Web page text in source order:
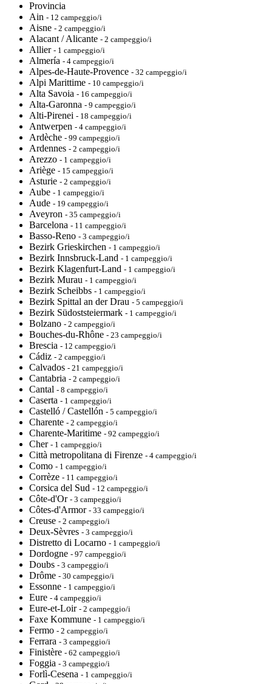
Provincia
Ain - 12 campeggio/i
Aisne - 2 campeggio/i
Alacant / Alicante - 2 campeggio/i
Allier - 1 campeggio/i
Almería - 4 campeggio/i
Alpes-de-Haute-Provence - 32 campeggio/i
Alpi Marittime - 10 campeggio/i
Alta Savoia - 16 campeggio/i
Alta-Garonna - 9 campeggio/i
Alti-Pirenei - 18 campeggio/i
Antwerpen - 4 campeggio/i
Ardèche - 99 campeggio/i
Ardennes - 2 campeggio/i
Arezzo - 1 campeggio/i
Ariège - 15 campeggio/i
Asturie - 2 campeggio/i
Aube - 1 campeggio/i
Aude - 19 campeggio/i
Aveyron - 35 campeggio/i
Barcelona - 11 campeggio/i
Basso-Reno - 3 campeggio/i
Bezirk Grieskirchen - 1 campeggio/i
Bezirk Innsbruck-Land - 1 campeggio/i
Bezirk Klagenfurt-Land - 1 campeggio/i
Bezirk Murau - 1 campeggio/i
Bezirk Scheibbs - 1 campeggio/i
Bezirk Spittal an der Drau - 5 campeggio/i
Bezirk Südoststeiermark - 1 campeggio/i
Bolzano - 2 campeggio/i
Bouches-du-Rhône - 23 campeggio/i
Brescia - 12 campeggio/i
Cádiz - 2 campeggio/i
Calvados - 21 campeggio/i
Cantabria - 2 campeggio/i
Cantal - 8 campeggio/i
Caserta - 1 campeggio/i
Castelló / Castellón - 5 campeggio/i
Charente - 2 campeggio/i
Charente-Maritime - 92 campeggio/i
Cher - 1 campeggio/i
Città metropolitana di Firenze - 4 campeggio/i
Como - 1 campeggio/i
Corrèze - 11 campeggio/i
Corsica del Sud - 12 campeggio/i
Côte-d'Or - 3 campeggio/i
Côtes-d'Armor - 33 campeggio/i
Creuse - 2 campeggio/i
Deux-Sèvres - 3 campeggio/i
Distretto di Locarno - 1 campeggio/i
Dordogne - 97 campeggio/i
Doubs - 3 campeggio/i
Drôme - 30 campeggio/i
Essonne - 1 campeggio/i
Eure - 4 campeggio/i
Eure-et-Loir - 2 campeggio/i
Faxe Kommune - 1 campeggio/i
Fermo - 2 campeggio/i
Ferrara - 3 campeggio/i
Finistère - 62 campeggio/i
Foggia - 3 campeggio/i
Forlì-Cesena - 1 campeggio/i